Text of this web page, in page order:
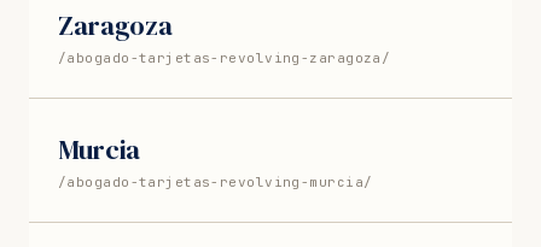
Zaragoza
/abogado-tarjetas-revolving-zaragoza/
Murcia
/abogado-tarjetas-revolving-murcia/